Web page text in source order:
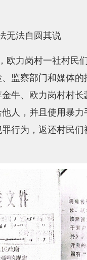
无法自圆其说
欧力岗村一社村民
监察部门和媒体
牛、欧力岗村村
人，并且使用暴
行为，返还村民